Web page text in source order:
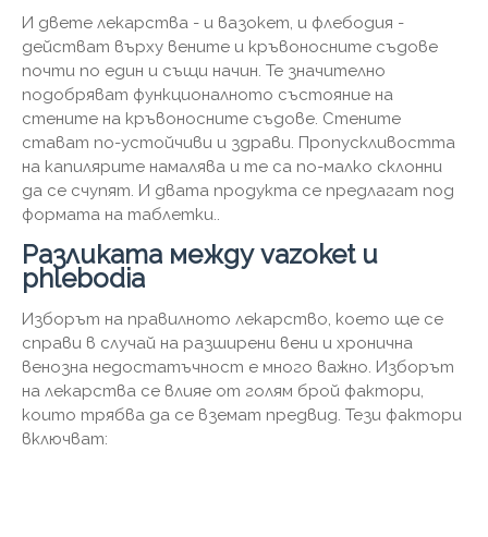
И двете лекарства - и вазокет, и флебодия -
действат върху вените и кръвоносните съдове
почти по един и същи начин. Те значително
подобряват функционалното състояние на
стените на кръвоносните съдове. Стените
стават по-устойчиви и здрави. Пропускливостта
на капилярите намалява и те са по-малко склонни
да се счупят. И двата продукта се предлагат под
формата на таблетки..
Разликата между vazoket и
phlebodia
Изборът на правилното лекарство, което ще се
справи в случай на разширени вени и хронична
венозна недостатъчност е много важно. Изборът
на лекарства се влияе от голям брой фактори,
които трябва да се вземат предвид. Тези фактори
включват: